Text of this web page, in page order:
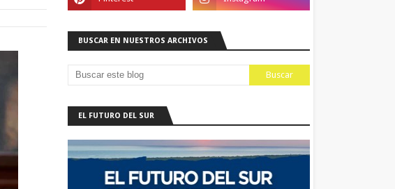
BUSCAR EN NUESTROS ARCHIVOS
EL FUTURO DEL SUR